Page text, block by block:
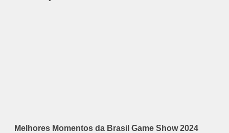
Melhores Momentos da Brasil Game Show 2024